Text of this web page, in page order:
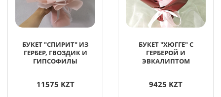
БУКЕТ "СПИРИТ" ИЗ
ГЕРБЕР, ГВОЗДИК И
ГИПСОФИЛЫ
11575 KZT
БУКЕТ "ХЮГГЕ" С
ГЕРБЕРОЙ И
ЭВКАЛИПТОМ
9425 KZT